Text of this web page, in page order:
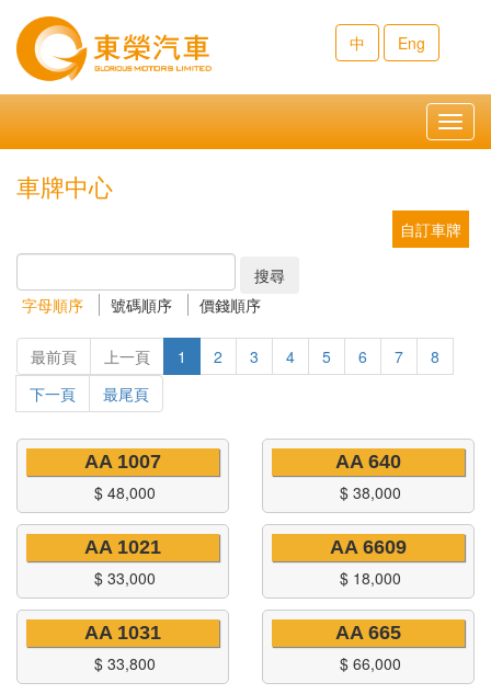
中 Eng
車牌中心
自訂車牌
搜尋
字母順序
號碼順序 價錢順序
最前頁 上一頁 1 2 3 4 5 6 7
8
下一頁
最尾頁
AA 1007
$ 48,000
AA 1021
$ 33,000
AA 1031
$ 33,800
AA 640
$ 38,000
AA 6609
$ 18,000
AA 665
$ 66,000